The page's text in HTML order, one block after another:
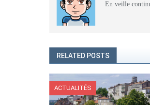
En veille
RELATED POSTS
ACTUALITÉS